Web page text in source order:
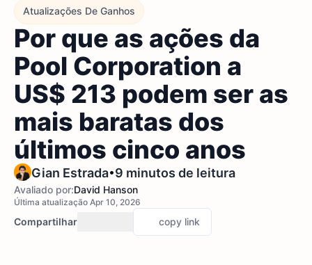
Atualizações De Ganhos
Por que as ações da
Pool Corporation a
US$ 213 podem ser as
mais baratas dos
últimos cinco anos
Gian Estrada•9 minutos de leitura
Avaliado por:David Hanson
Última atualização Apr 10, 2026
Compartilhar copy link